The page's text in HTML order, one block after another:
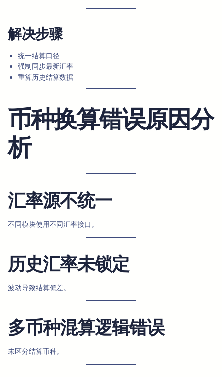
解决步骤
统一结算口径
强制同步最新汇率
重算历史结算数据
币种换算错误原因分
析
汇率源不统一
不同模块使用不同汇率接口。
历史汇率未锁定
波动导致结算偏差。
多币种混算逻辑错误
未区分结算币种。